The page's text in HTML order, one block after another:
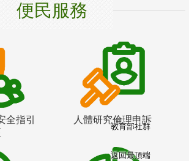
便民服務
全指引
人體研究倫理申訴
教育部社群
返回最頂端